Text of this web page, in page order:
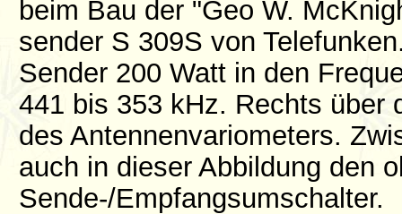
beim Bau der "Geo W.
sender S 309S von
Sender 200 Watt in den
441 bis 353 kHz. Rechts über
des Antennenvariometers.
auch in dieser Abbildung den
Sende-/Empfangsumschalter.